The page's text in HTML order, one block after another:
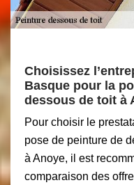
Choisissez
Basque pour la
dessous de toit à
Pour choisir le
pose de peinture de
à Anoye, il est
comparaison des